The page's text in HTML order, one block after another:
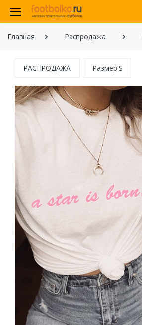
Главная Распродажа
РАСПРОДАЖА! Размер S